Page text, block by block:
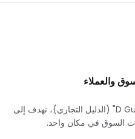
والعملاء
نحن منصة "دال الدليل التجاري | D Guide" (الدليل التجاري)، نهدف إلى
السوق في مكان واحد.